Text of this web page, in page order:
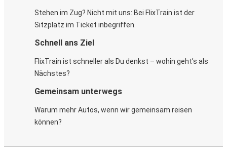
Stehen im Zug? Nicht mit uns: Bei FlixTrain ist der
Sitzplatz im Ticket inbegriffen.
Schnell ans Ziel
FlixTrain ist schneller als Du denkst – wohin geht’s als
Nächstes?
Gemeinsam unterwegs
Warum mehr Autos, wenn wir gemeinsam reisen
können?